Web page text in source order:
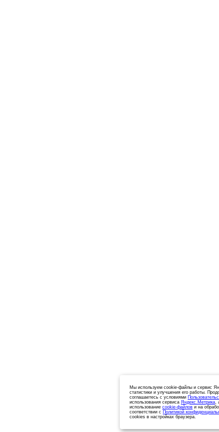
Мы используем cookie-файлы и сервис
статистики и улучшения его работы.
соглашаетесь с условиями
использования сервиса Яндекс.Метрика,
использование cookie-файлов и на
соответствии с Политикой
cookies в настройках браузера.